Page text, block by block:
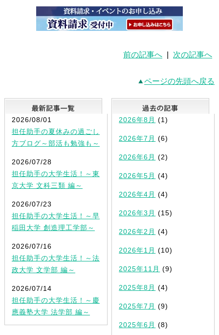
前の記事へ 次の記事へ
ページの先頭へ戻る
最新記事一覧
2026/08/01
担任助手の夏休みの過ごし
方ブログ～部活も勉強も～
2026/07/28
担任助手の大学生活！～東
京大学 文科三類 編～
2026/07/23
担任助手の大学生活！～早
稲田大学 創造理工学部～
2026/07/16
担任助手の大学生活！～法
政大学 文学部 編～
2026/07/14
担任助手の大学生活！～慶
應義塾大学 法学部 編～
2026年8月 (1)
2026年7月 (6)
2026年6月 (2)
2026年5月 (4)
2026年4月 (4)
2026年3月 (15)
2026年2月 (4)
2026年1月 (10)
2025年11月 (9)
2025年8月 (4)
2025年7月 (9)
2025年6月 (8)